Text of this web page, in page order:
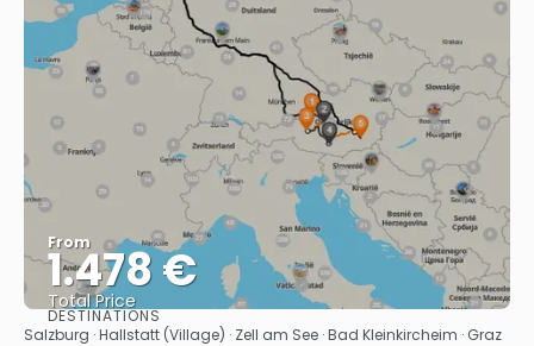
From
1.478 €
Total Price
See
DESTINATIONS
Salzburg · Hallstatt (Village) · Zell am See · Bad Kleinkircheim · Graz